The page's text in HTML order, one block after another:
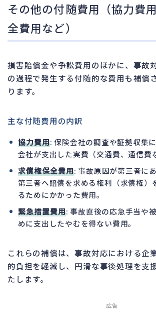
その他の付随費用（協力費
全費用など）
損害賠償金や争訟費用のほかに、事故
の過程で発生する付随的な費用も補償
ります。
主な付随費用の内訳
協力費用: 保険会社の調査や証拠収集
会社が支出した実費（交通費、通信費
求償権保全費用: 事故原因が第三者に
第三者へ賠償を求める権利（求償権）
るためにかかった費用。
緊急措置費用: 事故直後の応急手当や
めに支出したやむを得ない費用。
これらの補償は、事故対応における企
的負担を軽減し、円滑な事後処理を支
たします。
広告